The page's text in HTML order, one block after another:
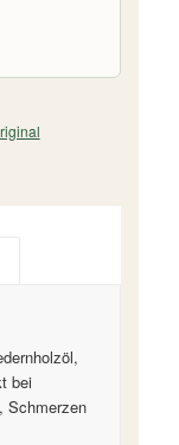
bei
Schmerzen